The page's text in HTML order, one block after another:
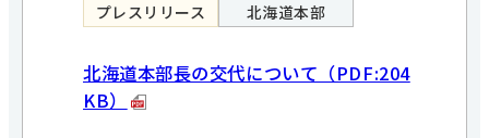
プレスリリース
北海道本部
北海道本部長の交代について（PDF:204
KB）